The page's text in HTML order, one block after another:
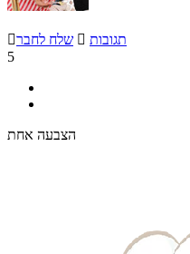
שלח לחבר  תגובות
5
הצבעה אחת